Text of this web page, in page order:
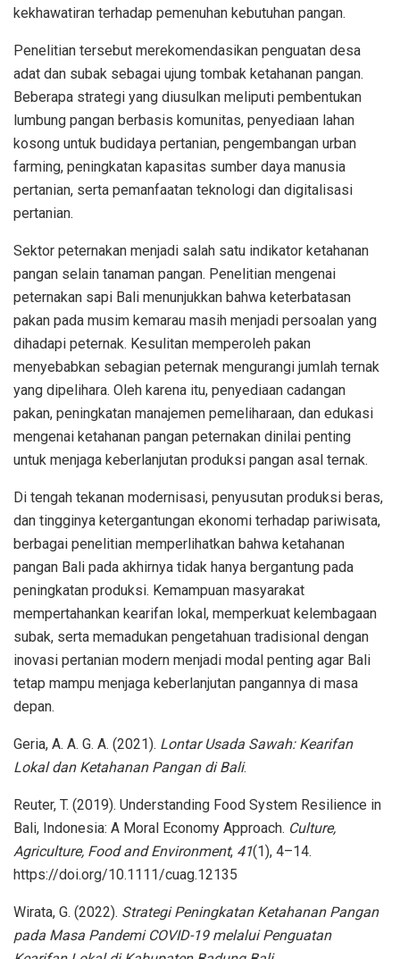
kekhawatiran terhadap pemenuhan kebutuhan pangan.
Penelitian tersebut merekomendasikan penguatan desa
adat dan subak sebagai ujung tombak ketahanan pangan.
Beberapa strategi yang diusulkan meliputi pembentukan
lumbung pangan berbasis komunitas, penyediaan lahan
kosong untuk budidaya pertanian, pengembangan urban
farming, peningkatan kapasitas sumber daya manusia
pertanian, serta pemanfaatan teknologi dan digitalisasi
pertanian.
Sektor peternakan menjadi salah satu indikator ketahanan
pangan selain tanaman pangan. Penelitian mengenai
peternakan sapi Bali menunjukkan bahwa keterbatasan
pakan pada musim kemarau masih menjadi persoalan yang
dihadapi peternak. Kesulitan memperoleh pakan
menyebabkan sebagian peternak mengurangi jumlah ternak
yang dipelihara. Oleh karena itu, penyediaan cadangan
pakan, peningkatan manajemen pemeliharaan, dan edukasi
mengenai ketahanan pangan peternakan dinilai penting
untuk menjaga keberlanjutan produksi pangan asal ternak.
Di tengah tekanan modernisasi, penyusutan produksi beras,
dan tingginya ketergantungan ekonomi terhadap pariwisata,
berbagai penelitian memperlihatkan bahwa ketahanan
pangan Bali pada akhirnya tidak hanya bergantung pada
peningkatan produksi. Kemampuan masyarakat
mempertahankan kearifan lokal, memperkuat kelembagaan
subak, serta memadukan pengetahuan tradisional dengan
inovasi pertanian modern menjadi modal penting agar Bali
tetap mampu menjaga keberlanjutan pangannya di masa
depan.
Geria, A. A. G. A. (2021). Lontar Usada Sawah: Kearifan
Lokal dan Ketahanan Pangan di Bali.
Reuter, T. (2019). Understanding Food System Resilience in
Bali, Indonesia: A Moral Economy Approach. Culture,
Agriculture, Food and Environment, 41(1), 4–14.
https://doi.org/10.1111/cuag.12135
Wirata, G. (2022). Strategi Peningkatan Ketahanan Pangan
pada Masa Pandemi COVID-19 melalui Penguatan